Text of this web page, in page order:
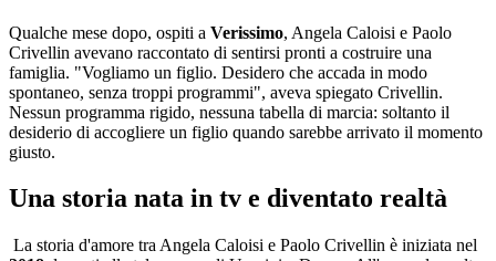
Qualche mese dopo, ospiti a Verissimo, Angela Caloisi e Paolo
Crivellin avevano raccontato di sentirsi pronti a costruire una
famiglia. "Vogliamo un figlio. Desidero che accada in modo
spontaneo, senza troppi programmi", aveva spiegato Crivellin.
Nessun programma rigido, nessuna tabella di marcia: soltanto il
desiderio di accogliere un figlio quando sarebbe arrivato il momento
giusto.
Una storia nata in tv e diventato realtà
La storia d'amore tra Angela Caloisi e Paolo Crivellin è iniziata nel